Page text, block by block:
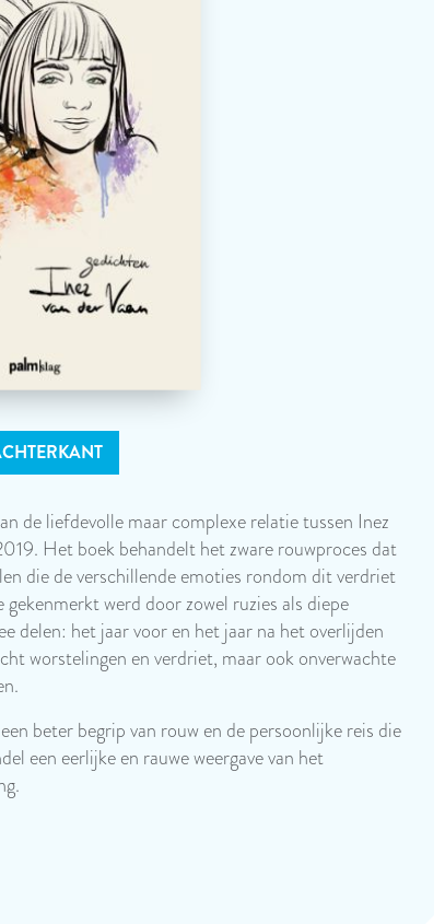
de liefdevolle maar complexe relatie tussen Inez
Het boek behandelt het zware rouwproces dat
die de verschillende emoties rondom dit verdriet
werd door zowel ruzies als diepe
delen: het jaar voor en het jaar na het overlijden
worstelingen en verdriet, maar ook onverwachte
beter begrip van rouw en de persoonlijke reis die
een eerlijke en rauwe weergave van het